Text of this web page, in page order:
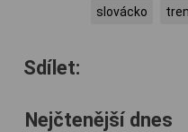
slovácko
Sdílet:
Nejčtenější dnes